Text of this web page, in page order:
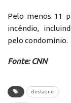
Pelo menos 11
incêndio,
pelo condomínio.
Fonte: CNN
destaque